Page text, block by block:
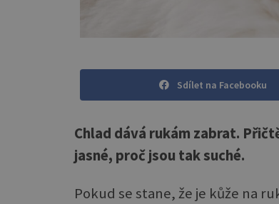
Sdílet na Facebooku
Chlad dává rukám zabrat.
jasné, proč jsou tak suché.
Pokud se stane, že je kůže na